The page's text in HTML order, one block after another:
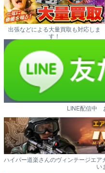
出張などによる大量買取も対応しま
す！
LINE配信中
ハイパー道楽さんのヴィンテージエ
い